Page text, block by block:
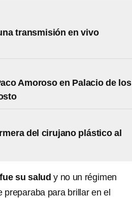
transmisión en vivo
Amoroso en Palacio de los
del cirujano plástico al
su saludy no un régimen
preparaba para brillar en el